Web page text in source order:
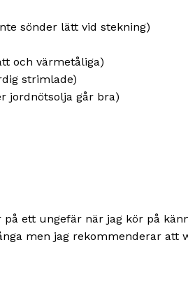
sönder lätt vid stekning)
och värmetåliga)
strimlade)
jordnötsolja går bra)
ett ungefär när jag kör på
men jag rekommenderar att